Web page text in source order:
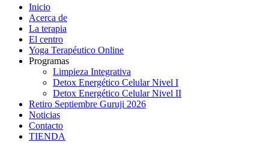
Close
Menu
Inicio
Acerca de
La terapia
El centro
Yoga Terapéutico Online
Programas
Limpieza Integrativa
Detox Energético Celular Nivel I
Detox Energético Celular Nivel II
Retiro Septiembre Guruji 2026
Noticias
Contacto
TIENDA